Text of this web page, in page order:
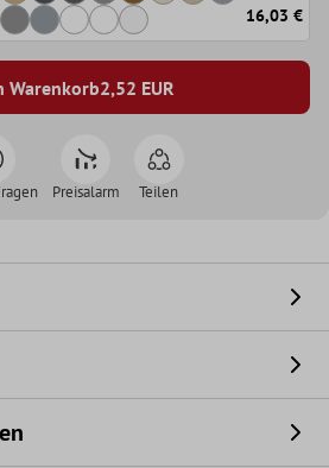
16,03 €
Warenkorb2,52 EUR
Preisalarm Teilen